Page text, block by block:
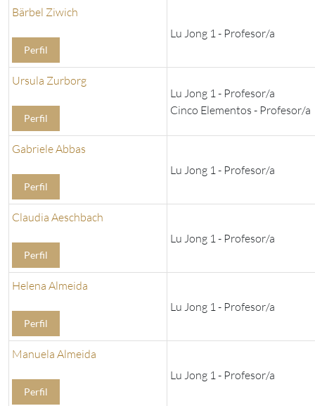
Bärbel Ziwich
Perfil
Lu Jong 1 - Profesor/a
Ursula Zurborg
Perfil
Lu Jong 1 - Profesor/a
Cinco Elementos - Profesor/a
Gabriele Abbas
Perfil
Lu Jong 1 - Profesor/a
Claudia Aeschbach
Perfil
Lu Jong 1 - Profesor/a
Helena Almeida
Perfil
Lu Jong 1 - Profesor/a
Manuela Almeida
Perfil
Lu Jong 1 - Profesor/a